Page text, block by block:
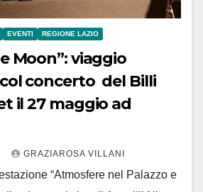
EVENTI REGIONE LAZIO
Moon”: viaggio
concerto del Billi
il 27 maggio ad
GRAZIAROSA VILLANI
“Atmosfere nel Palazzo e